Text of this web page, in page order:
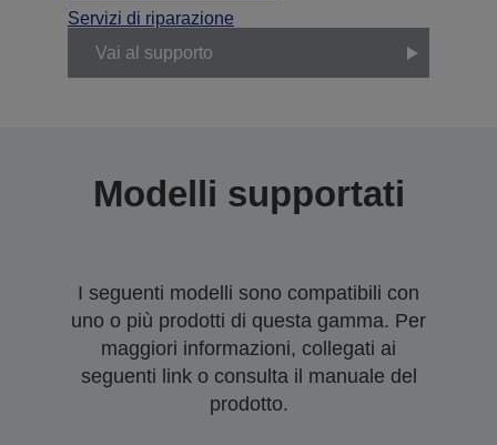
Servizi di riparazione
Vai al supporto
Modelli supportati
I seguenti modelli sono compatibili con
uno o più prodotti di questa gamma. Per
maggiori informazioni, collegati ai
seguenti link o consulta il manuale del
prodotto.